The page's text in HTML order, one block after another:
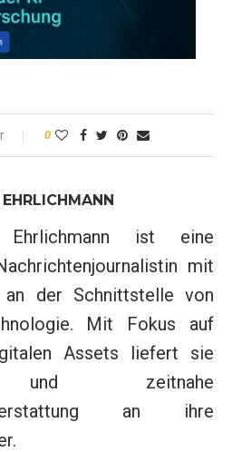
0
Ehrlichmann ist eine
mit
an der Schnittstelle von
Mit Fokus auf
Assets liefert sie
und zeitnahe
an ihre